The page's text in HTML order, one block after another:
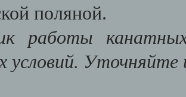
поляной.
работы
условий.